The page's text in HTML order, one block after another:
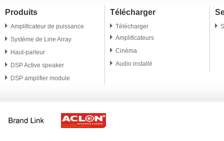
Produits
Amplificateur de puissance
Système de Line Array
Haut-parleur
DSP Active speaker
DSP amplifier module
Accessoire
Télécharger
Télécharger
Amplificateurs
Cinéma
Audio installé